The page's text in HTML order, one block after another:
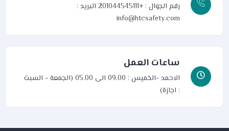
رقم الجوال : +201044545111
البريد :
info@htcsafety.com
ساعات العمل
الاحمد -الخميس : 09.00 الى 05.00 (الجمعة - السبت
: اجازة)